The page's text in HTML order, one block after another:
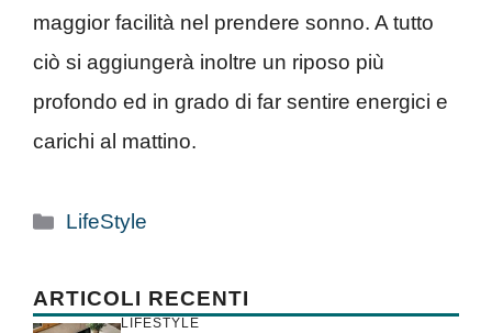
maggior facilità nel prendere sonno. A tutto
ciò si aggiungerà inoltre un riposo più
profondo ed in grado di far sentire energici e
carichi al mattino.
Categorie
LifeStyle
ARTICOLI RECENTI
LIFESTYLE